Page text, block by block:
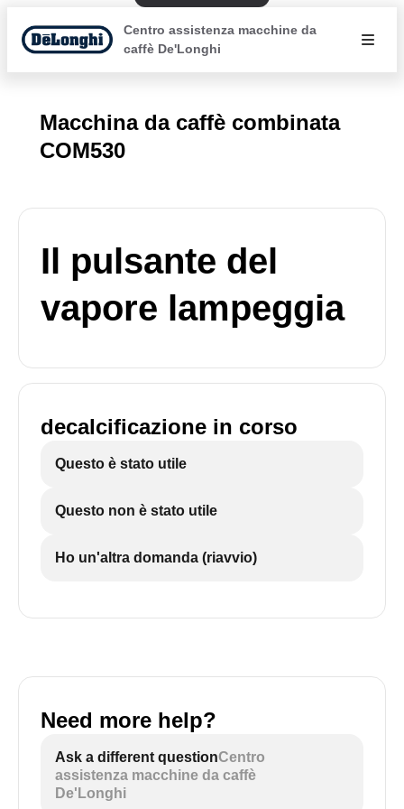
Centro assistenza macchine da
caffè De'Longhi
Macchina da caffè combinata
COM530
Il pulsante del
vapore lampeggia
decalcificazione in corso
Questo è stato utile
Questo non è stato utile
Ho un'altra domanda (riavvio)
Need more help?
Ask a different questionCentro
assistenza macchine da caffè
De'Longhi